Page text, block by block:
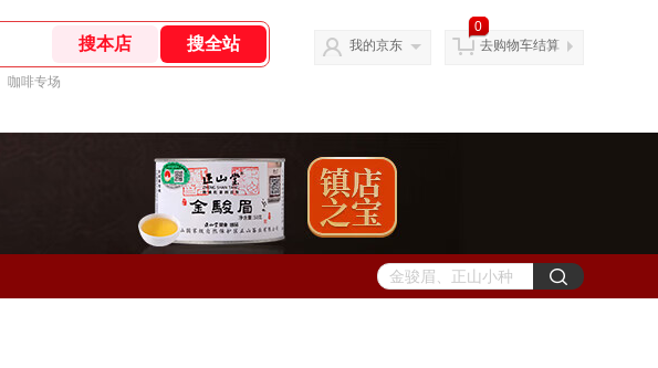
咖啡专场
我的京东
0
去购物车结算